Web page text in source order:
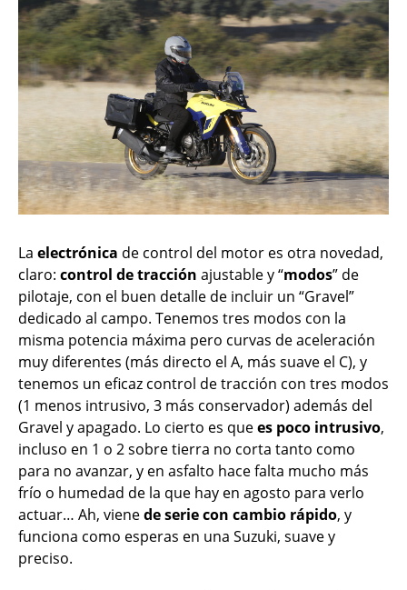
La electrónica de control del motor es otra novedad,
claro: control de tracción ajustable y “modos” de
pilotaje, con el buen detalle de incluir un “Gravel”
dedicado al campo. Tenemos tres modos con la
misma potencia máxima pero curvas de aceleración
muy diferentes (más directo el A, más suave el C), y
tenemos un eficaz control de tracción con tres modos
(1 menos intrusivo, 3 más conservador) además del
Gravel y apagado. Lo cierto es quees poco intrusivo,
incluso en 1 o 2 sobre tierra no corta tanto como
para no avanzar, y en asfalto hace falta mucho más
frío o humedad de la que hay en agosto para verlo
actuar… Ah, vienede serie con cambio rápido, y
funciona como esperas en una Suzuki, suave y
preciso.